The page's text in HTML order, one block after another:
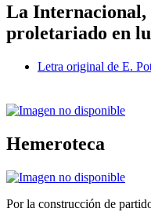
La Internacional,
proletariado en
Letra original de E.
Hemeroteca
Por la construcción de